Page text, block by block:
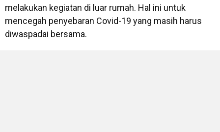
melakukan kegiatan di luar rumah. Hal ini untuk
mencegah penyebaran Covid-19 yang masih harus
diwaspadai bersama.